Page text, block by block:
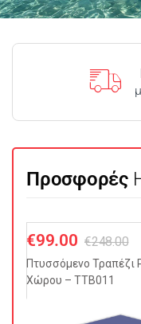
Προσφορές
€99.00 €248.00
Πτυσσόμενo Τραπέζι
Χώρου – TTB011